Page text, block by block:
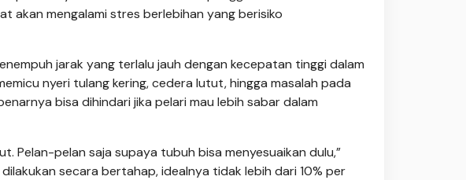
akan mengalami stres berlebihan yang berisiko
jarak yang terlalu jauh dengan kecepatan tinggi dalam
nyeri tulang kering, cedera lutut, hingga masalah pada
bisa dihindari jika pelari mau lebih sabar dalam
Pelan-pelan saja supaya tubuh bisa menyesuaikan dulu,”
secara bertahap, idealnya tidak lebih dari 10% per